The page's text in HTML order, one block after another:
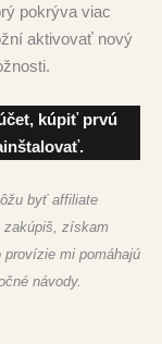
pokrýva viac
aktivovať nový
kúpiť prvú
byť affiliate
zakúpiš, získam
mi pomáhajú
návody.